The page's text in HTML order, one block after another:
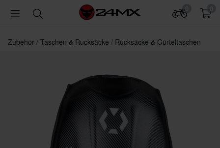
Zubehör Taschen & Rucksäcke Rucksäcke & Gürteltaschen